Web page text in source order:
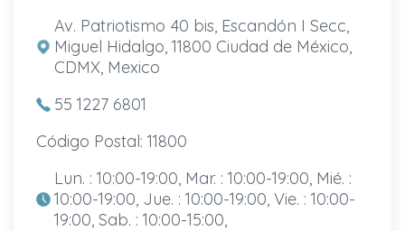
Av. Patriotismo 40 bis, Escandón I Secc,
Miguel Hidalgo, 11800 Ciudad de México,
CDMX, Mexico
55 1227 6801
Código Postal: 11800
Lun. : 10:00-19:00, Mar. : 10:00-19:00, Mié. :
10:00-19:00, Jue. : 10:00-19:00, Vie. : 10:00-
19:00, Sab. : 10:00-15:00,